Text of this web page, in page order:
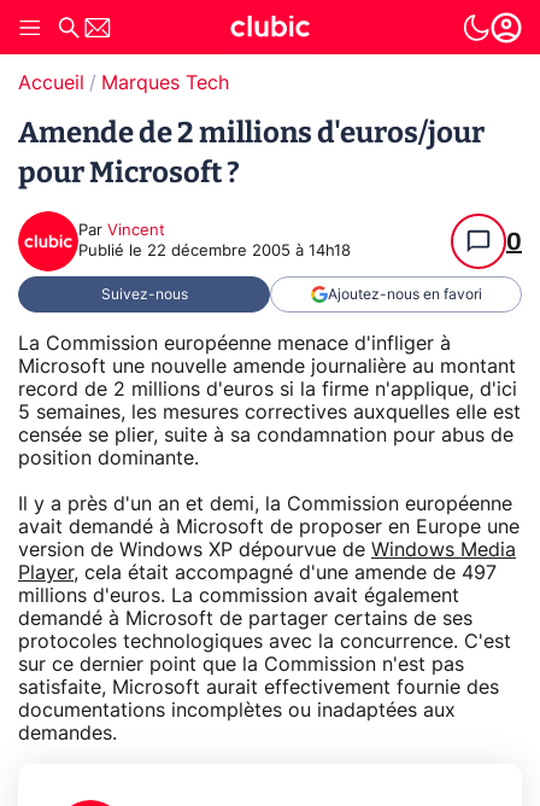
Accueil Marques Tech
Amende de 2 millions d'euros/jour
pour Microsoft ?
Par Vincent
Publié le 22 décembre 2005 à 14h18 0
Suivez-nous Ajoutez-nous en favori
La Commission européenne menace d'infliger à
Microsoft une nouvelle amende journalière au montant
record de 2 millions d'euros si la firme n'applique, d'ici
5 semaines, les mesures correctives auxquelles elle est
censée se plier, suite à sa condamnation pour abus de
position dominante.
Il y a près d'un an et demi, la Commission européenne
avait demandé à Microsoft de proposer en Europe une
version de Windows XP dépourvue de Windows Media
Player, cela était accompagné d'une amende de 497
millions d'euros. La commission avait également
demandé à Microsoft de partager certains de ses
protocoles technologiques avec la concurrence. C'est
sur ce dernier point que la Commission n'est pas
satisfaite, Microsoft aurait effectivement fournie des
documentations incomplètes ou inadaptées aux
demandes.